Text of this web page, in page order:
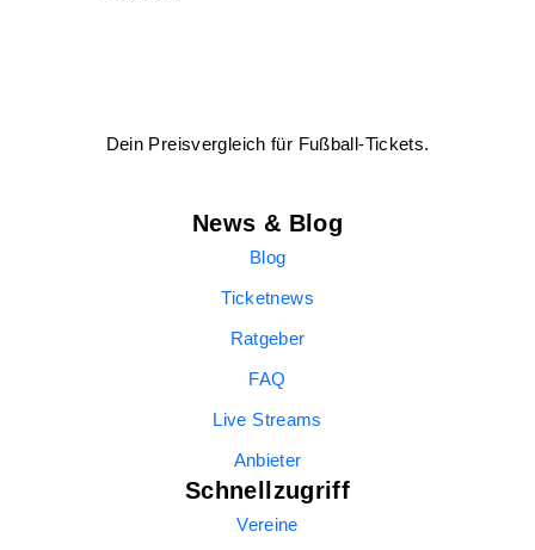
Dein Preisvergleich für Fußball-Tickets.
News & Blog
Blog
Ticketnews
Ratgeber
FAQ
Live Streams
Anbieter
Schnellzugriff
Vereine